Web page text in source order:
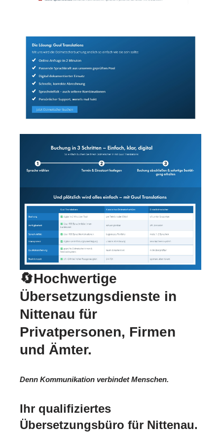
🔄Hochwertige
Übersetzungsdienste in
Nittenau für
Privatpersonen, Firmen
und Ämter.
Denn Kommunikation verbindet Menschen.
Ihr qualifiziertes
Übersetzungsbüro für Nittenau.